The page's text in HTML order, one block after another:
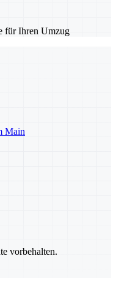
für Ihren Umzug
Main
vorbehalten.